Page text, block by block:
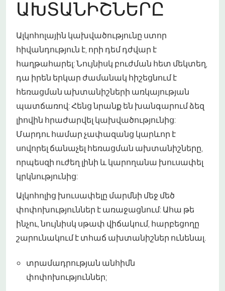
ԱԽՏԱՆԻՇՆԵՐԸ
Ալկոհոլային կախվածությունը ստոր
հիվանդություն է, որի դեմ դժվար է
հաղթահարել: Նույնիսկ բուժման հետ մեկտեղ,
դա իրեն երկար ժամանակ հիշեցնում է
հեռացման ախտանիշների առկայության
պատճառով: Հենց նրանք են խանգարում ձեզ
լիովին հրաժարվել կախվածությունից:
Մարդու համար չափազանց կարևոր է
սովորել ճանաչել հեռացման ախտանիշները,
որպեսզի ուժեղ լինի և կարողանա խուսափել
կրկնությունից:
Ալկոհոլից խուսափելը մարմնի մեջ մեծ
փոփոխություններ է առաջացնում: Ահա թե
ինչու, նույնիսկ սթափ վիճակում, հարբեցողը
շարունակում է տհաճ ախտանիշներ ունենալ.
տրամադրության անհիմն
փոփոխություններ;